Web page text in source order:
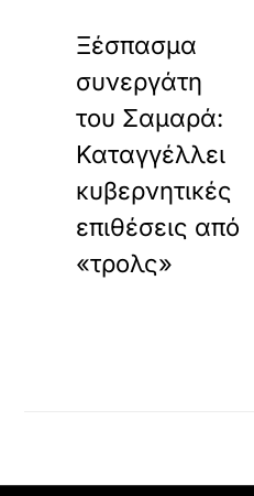
Ξέσπασμα
συνεργάτη
του Σαμαρά:
Καταγγέλλει
κυβερνητικές
επιθέσεις από
«τρολς»